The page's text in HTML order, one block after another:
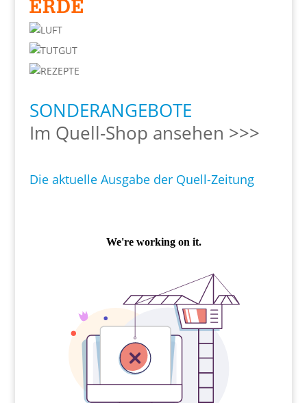
SONDERANGEBOTE
Im Quell-Shop ansehen >>>
Die aktuelle Ausgabe der Quell-Zeitung